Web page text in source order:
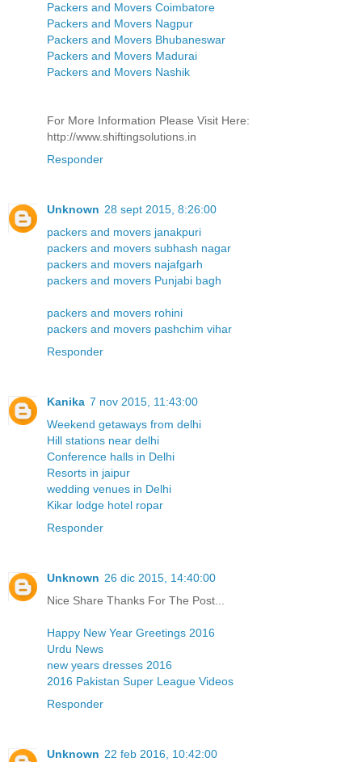
Packers and Movers Coimbatore
Packers and Movers Nagpur
Packers and Movers Bhubaneswar
Packers and Movers Madurai
Packers and Movers Nashik
For More Information Please Visit Here:
http://www.shiftingsolutions.in
Responder
Unknown 28 sept 2015, 8:26:00
packers and movers janakpuri
packers and movers subhash nagar
packers and movers najafgarh
packers and movers Punjabi bagh
packers and movers rohini
packers and movers pashchim vihar
Responder
Kanika 7 nov 2015, 11:43:00
Weekend getaways from delhi
Hill stations near delhi
Conference halls in Delhi
Resorts in jaipur
wedding venues in Delhi
Kikar lodge hotel ropar
Responder
Unknown 26 dic 2015, 14:40:00
Nice Share Thanks For The Post...
Happy New Year Greetings 2016
Urdu News
new years dresses 2016
2016 Pakistan Super League Videos
Responder
Unknown 22 feb 2016, 10:42:00